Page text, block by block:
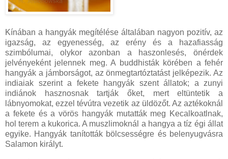
Kínában a hangyák megítélése általában nagyon pozitív, az
igazság, az egyenesség, az erény és a hazafiasság
szimbólumai, olykor azonban a haszonlesés, önérdek
jelvényeként jelennek meg. A buddhisták körében a fehér
hangyák a jámborságot, az önmegtartóztatást jelképezik. Az
indiaiak szerint a fekete hangyák szent állatok; a zunyi
indiánok hasznosnak tartják őket, mert eltüntetik a
lábnyomokat, ezzel tévútra vezetik az üldözőt. Az aztékoknál
a fekete és a vörös hangyák mutatták meg Kecalkoatlnak,
hol terem a kukorica. A muszlimoknál a hangya a tíz égi állat
egyike. Hangyák tanították bölcsességre és belenyugvásra
Salamon királyt.